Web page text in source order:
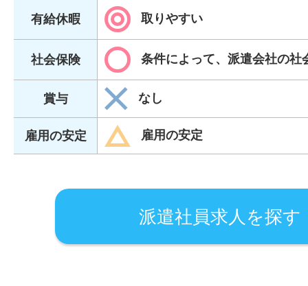
有給休暇 取りやすい
社会保険 条件によって、派遣会社の社
賞与 なし
雇用の安定 雇用の安定
派遣社員求人を探す